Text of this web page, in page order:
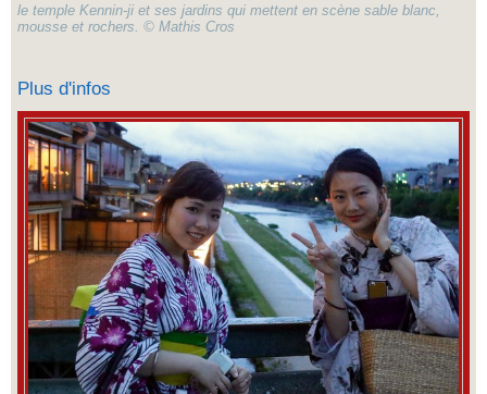
le temple Kennin-ji et ses jardins qui mettent en scène sable blanc,
mousse et rochers. © Mathis Cros
Plus d'infos